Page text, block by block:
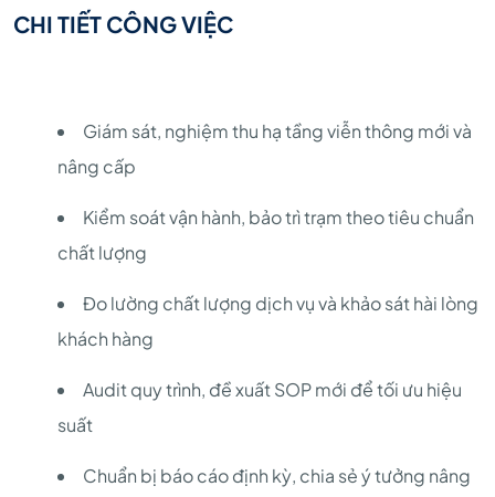
CHI TIẾT CÔNG VIỆC
Giám sát, nghiệm thu hạ tầng viễn thông mới và
nâng cấp
Kiểm soát vận hành, bảo trì trạm theo tiêu chuẩn
chất lượng
Đo lường chất lượng dịch vụ và khảo sát hài lòng
khách hàng
Audit quy trình, đề xuất SOP mới để tối ưu hiệu
suất
Chuẩn bị báo cáo định kỳ, chia sẻ ý tưởng nâng